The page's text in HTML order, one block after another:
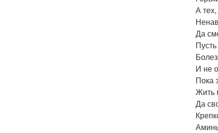
А
Да
И не
Пока
Жить
Да